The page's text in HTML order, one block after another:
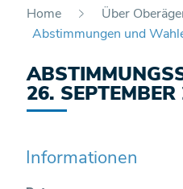
Home
Über
Abstimmungen und
26.
Informationen